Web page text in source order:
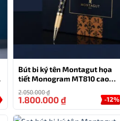
Bút bi ký tên Montagut họa
tiết Monogram MT810 cao
2.050.000₫
-12%
1.800.000₫